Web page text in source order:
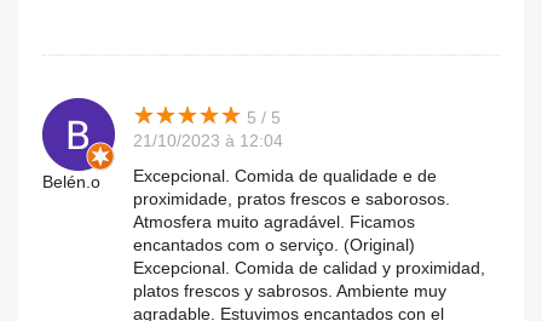
Belén.o
★★★★★
★★★★★ 5 / 5
21/10/2023 à 12:04
Excepcional. Comida de qualidade e de
proximidade, pratos frescos e saborosos.
Atmosfera muito agradável. Ficamos
encantados com o serviço. (Original)
Excepcional. Comida de calidad y proximidad,
platos frescos y sabrosos. Ambiente muy
agradable. Estuvimos encantados con el